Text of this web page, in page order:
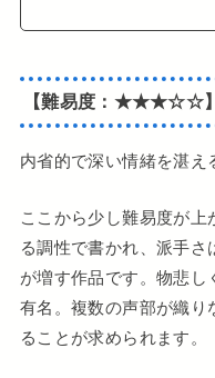
【難易度：★★★☆☆】
内省的で深い情緒を湛え
ここから少し難易度が
る調性で書かれ、派手
が増す作品です。物悲
有名。複数の声部が織り
ることが求められます。